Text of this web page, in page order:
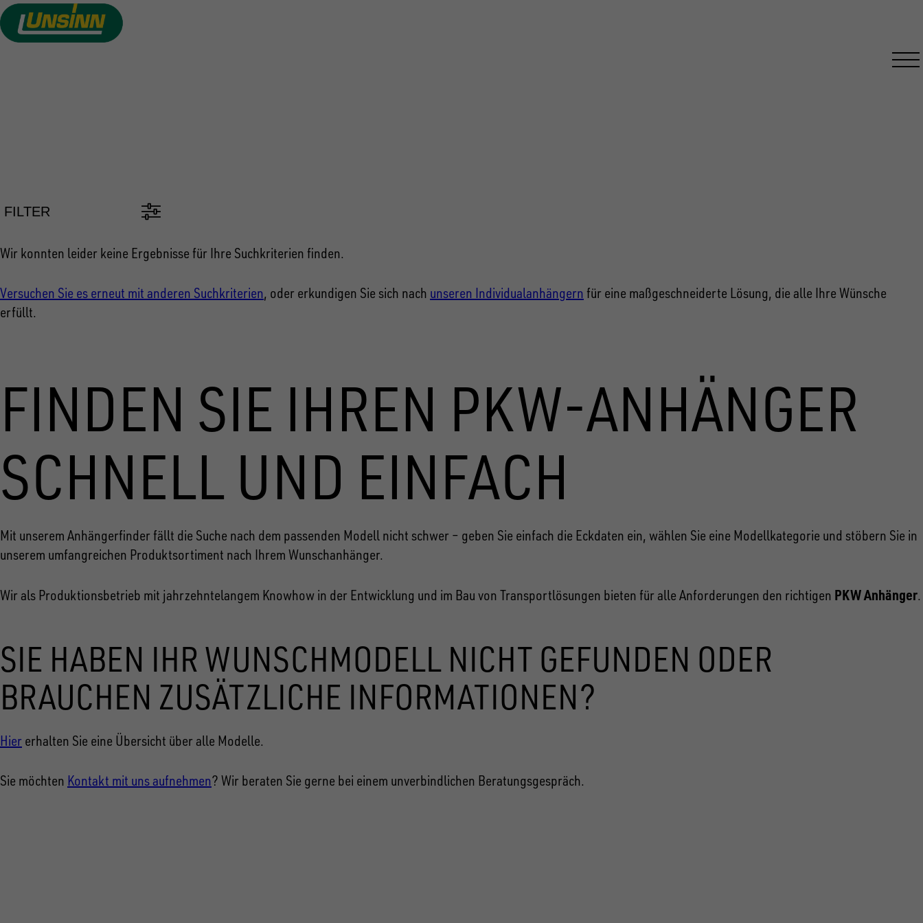
Direkt
zum
Inhalt
FILTER
Wir konnten leider keine Ergebnisse für Ihre Suchkriterien finden.
Versuchen Sie es erneut mit anderen Suchkriterien, oder erkundigen Sie sich nach unseren Individualanhängern für eine maßgeschneiderte Lösung, die alle Ihre Wünsche
erfüllt.
FINDEN SIE IHREN PKW-ANHÄNGER
SCHNELL UND EINFACH
Mit unserem Anhängerfinder fällt die Suche nach dem passenden Modell nicht schwer – geben Sie einfach die Eckdaten ein, wählen Sie eine Modellkategorie und stöbern Sie in
unserem umfangreichen Produktsortiment nach Ihrem Wunschanhänger.
Wir als Produktionsbetrieb mit jahrzehntelangem Knowhow in der Entwicklung und im Bau von Transportlösungen bieten für alle Anforderungen den richtigen PKW Anhänger.
SIE HABEN IHR WUNSCHMODELL NICHT GEFUNDEN ODER
BRAUCHEN ZUSÄTZLICHE INFORMATIONEN?
Hier erhalten Sie eine Übersicht über alle Modelle.
Sie möchten Kontakt mit uns aufnehmen? Wir beraten Sie gerne bei einem unverbindlichen Beratungsgespräch.